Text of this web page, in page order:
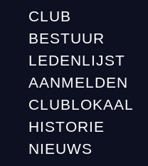
CLUB
BESTUUR
LEDENLIJST
AANMELDEN
CLUBLOKAAL
HISTORIE
NIEUWS